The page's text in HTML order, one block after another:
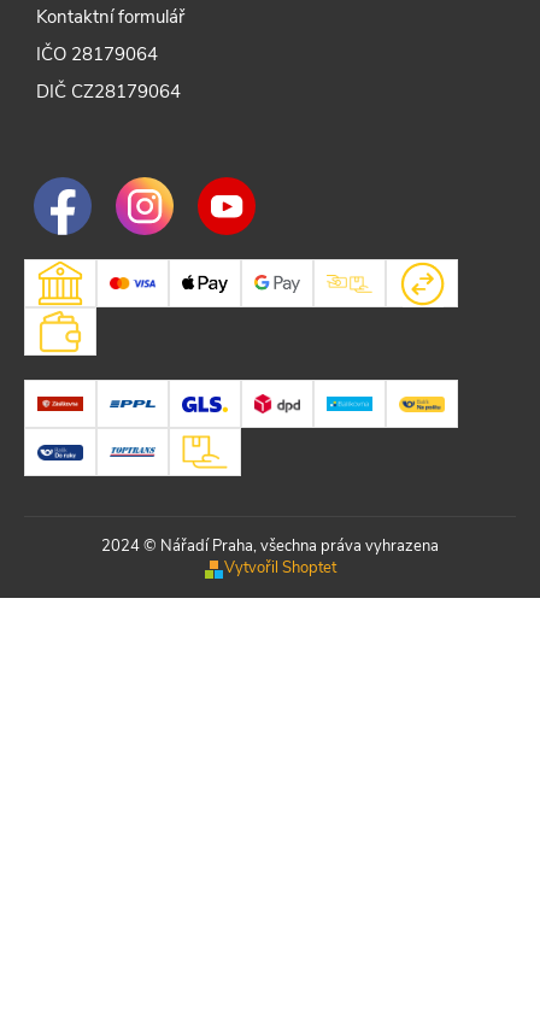
Kontaktní formulář
IČO 28179064
DIČ CZ28179064
2024 © Nářadí Praha, všechna práva vyhrazena
Vytvořil Shoptet